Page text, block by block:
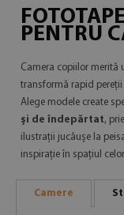
PENTRU
Camera copiilor merită
transformă rapid pereții
Alege modele create
și de îndepărtat,
ilustrații jucăușe la
inspirație în spațiul
Camere